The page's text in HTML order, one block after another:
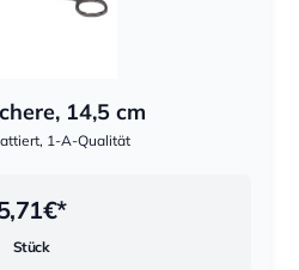
14,5 cm
1-A-Qualität
€*
Stück